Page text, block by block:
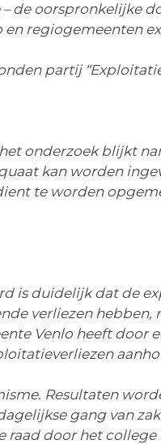
de oorspronkelijke
regiogemeenten
partij
onderzoek blijkt
kan worden
te worden
is duidelijk dat de
verliezen hebben,
Venlo heeft door
Resultaten
gang van
door het